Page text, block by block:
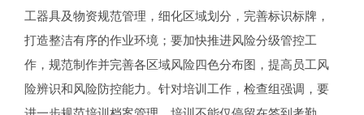
工器具及物资规范管理，细化区域划分，完善标识标牌，
打造整洁有序的作业环境；要加快推进风险分级管控工
作，规范制作并完善各区域风险四色分布图，提高员工风
险辨识和风险防控能力。针对培训工作，检查组强调，要